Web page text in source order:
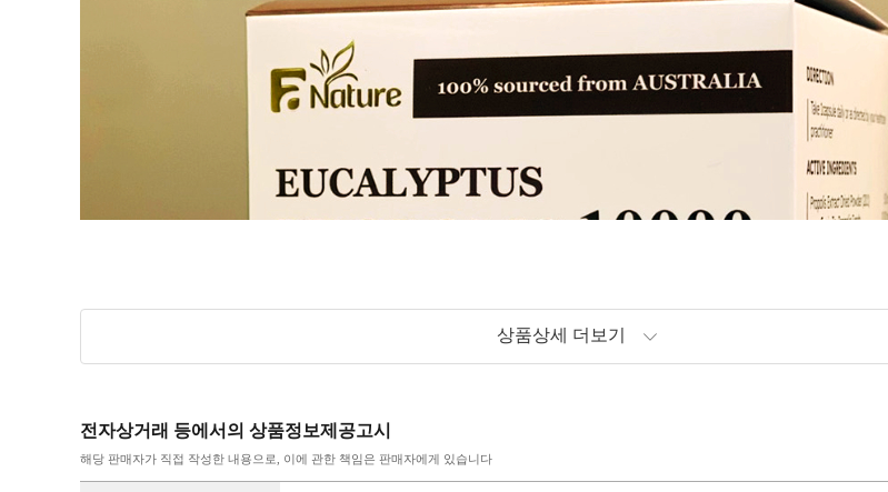
상품상세 더보기
전자상거래 등에서의 상품정보제공고시
해당 판매자가 직접 작성한 내용으로, 이에 관한 책임은 판매자에게 있습니다